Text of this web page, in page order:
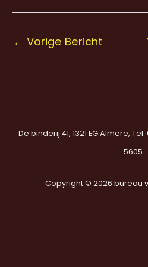
← Vorige Bericht
De binderij 41, 1321 EG Almere,
5605
Copyright © 2026 bureau